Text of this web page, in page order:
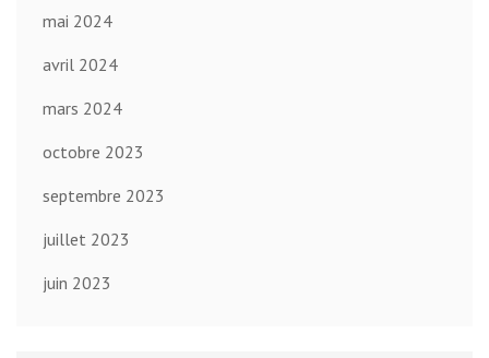
mai 2024
avril 2024
mars 2024
octobre 2023
septembre 2023
juillet 2023
juin 2023